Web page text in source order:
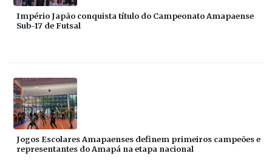
Império Japão conquista título do Campeonato Amapaense
Sub-17 de Futsal
Jogos Escolares Amapaenses definem primeiros campeões e
representantes do Amapá na etapa nacional